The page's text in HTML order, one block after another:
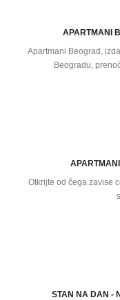
APARTMANI
Apartmani Beograd,
Beogradu,
Otkrijte od čega zavise
STAN NA DAN -